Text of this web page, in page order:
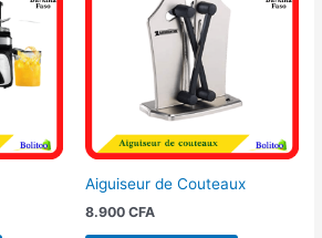
Aiguiseur de Couteaux
8.900 CFA